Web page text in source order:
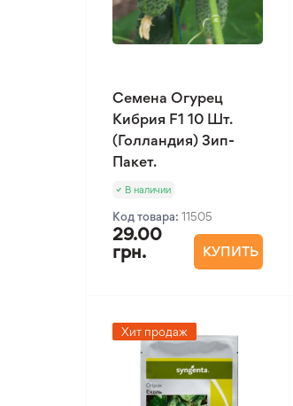
Семена Огурец
Кибрия F1 10 Шт.
(Голландия) Зип-
Пакет.
В наличии
Код товара: 11505
29.00
грн.
КУПИТЬ
Хит продаж